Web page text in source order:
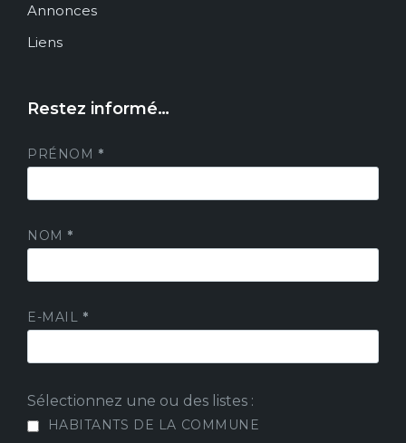
Annonces
Liens
Restez informé…
PRÉNOM *
NOM *
E-MAIL *
Sélectionnez une ou des listes :
HABITANTS DE LA COMMUNE